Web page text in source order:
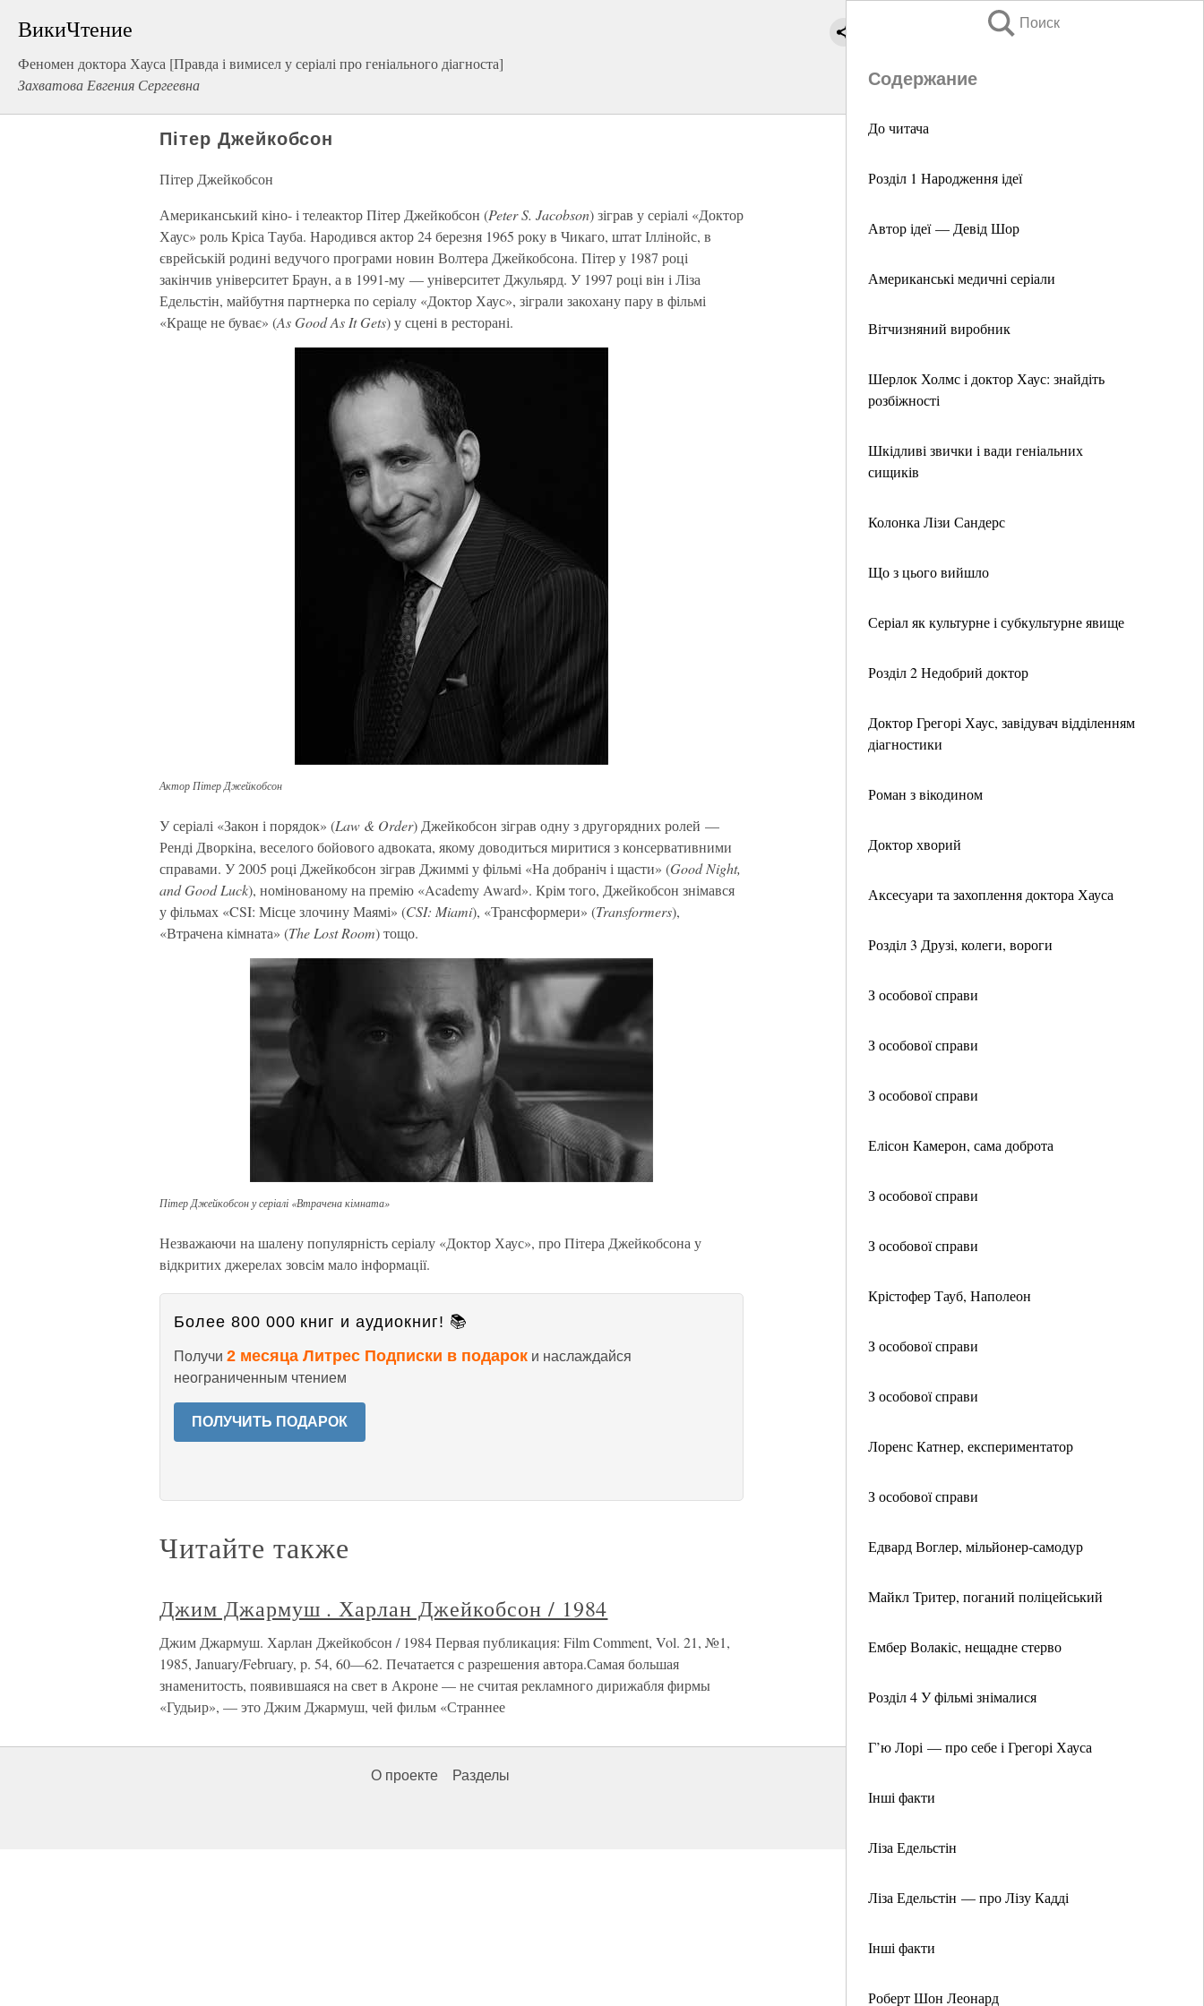
ВикиЧтение
Феномен доктора Хауса [Правда і вимисел у серіалі про геніального діагноста]
Захватова Евгения Сергеевна
Поиск
Содержание
До читача
Розділ 1 Народження ідеї
Автор ідеї — Девід Шор
Американські медичні серіали
Вітчизняний виробник
Шерлок Холмс і доктор Хаус: знайдіть
розбіжності
Шкідливі звички і вади геніальних
сищиків
Колонка Лізи Сандерс
Що з цього вийшло
Серіал як культурне і субкультурне явище
Розділ 2 Недобрий доктор
Доктор Грегорі Хаус, завідувач відділенням
діагностики
Роман з вікодином
Доктор хворий
Аксесуари та захоплення доктора Хауса
Розділ 3 Друзі, колеги, вороги
З особової справи
З особової справи
З особової справи
Елісон Камерон, сама доброта
З особової справи
З особової справи
Крістофер Тауб, Наполеон
З особової справи
З особової справи
Лоренс Катнер, експериментатор
З особової справи
Едвард Воглер, мільйонер-самодур
Майкл Тритер, поганий поліцейський
Ембер Волакіс, нещадне стерво
Розділ 4 У фільмі знімалися
Г’ю Лорі — про себе і Грегорі Хауса
Інші факти
Ліза Едельстін
Ліза Едельстін — про Лізу Кадді
Інші факти
Роберт Шон Леонард
Пітер Джейкобсон
Пітер Джейкобсон
Американський кіно- і телеактор Пітер Джейкобсон (Peter S. Jacobson) зіграв у серіалі «Доктор
Хаус» роль Кріса Тауба. Народився актор 24 березня 1965 року в Чикаго, штат Іллінойс, в
єврейській родині ведучого програми новин Волтера Джейкобсона. Пітер у 1987 році
закінчив університет Браун, а в 1991-му — університет Джульярд. У 1997 році він і Ліза
Едельстін, майбутня партнерка по серіалу «Доктор Хаус», зіграли закохану пару в фільмі
«Краще не буває» (As Good As It Gets) у сцені в ресторані.
Актор Пітер Джейкобсон
У серіалі «Закон і порядок» (Law & Order) Джейкобсон зіграв одну з другорядних ролей —
Ренді Дворкіна, веселого бойового адвоката, якому доводиться миритися з консервативними
справами. У 2005 році Джейкобсон зіграв Джиммі у фільмі «На добраніч і щасти» (Good Night,
and Good Luck), номінованому на премію «Academy Award». Крім того, Джейкобсон знімався
у фільмах «CSI: Місце злочину Маямі» (CSI: Miami), «Трансформери» (Transformers),
«Втрачена кімната» (The Lost Room) тощо.
Пітер Джейкобсон у серіалі «Втрачена кімната»
Незважаючи на шалену популярність серіалу «Доктор Хаус», про Пітера Джейкобсона у
відкритих джерелах зовсім мало інформації.
Более 800 000 книг и аудиокниг! 📚
Получи 2 месяца Литрес Подписки в подарок и наслаждайся
неограниченным чтением
ПОЛУЧИТЬ ПОДАРОК
Читайте также
Джим Джармуш . Харлан Джейкобсон / 1984
Джим Джармуш. Харлан Джейкобсон / 1984 Первая публикация: Film Comment, Vol. 21, №1,
1985, January/February, p. 54, 60—62. Печатается с разрешения автора.Самая большая
знаменитость, появившаяся на свет в Акроне — не считая рекламного дирижабля фирмы
«Гудьир», — это Джим Джармуш, чей фильм «Страннее
О проекте Разделы